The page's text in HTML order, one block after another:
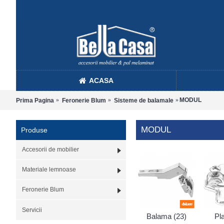
ACASA
Prima Pagina Feronerie Blum Sisteme de balamale MODUL
Produse
Accesorii de mobilier
Materiale lemnoase
Feronerie Blum
Servicii
MODUL
Balama (23)